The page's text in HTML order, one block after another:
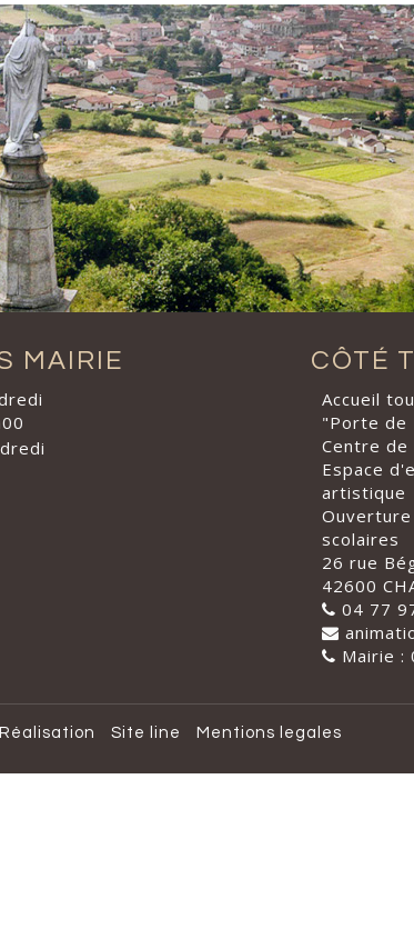
MAIRIE CÔTÉ
Accueil
"Porte de
Centre de
Espace
artistique
scolaires
26 rue
42600
04 77
Mairie :
Réalisation Site line Mentions legales